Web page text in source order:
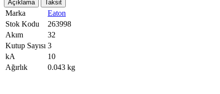
Açıklama Taksit
Marka
Eaton
Stok Kodu
263998
Akım
32
Kutup Sayısı 3
kA
10
Ağırlık
0.043 kg